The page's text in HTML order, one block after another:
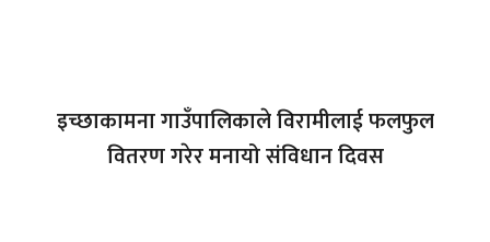
इच्छाकामना गाउँपालिकाले विरामीलाई फलफुल
वितरण गरेर मनायो संविधान दिवस